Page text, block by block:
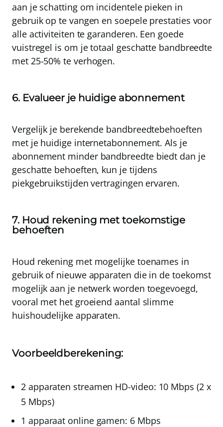
aan je schatting om incidentele pieken in
gebruik op te vangen en soepele prestaties voor
alle activiteiten te garanderen. Een goede
vuistregel is om je totaal geschatte bandbreedte
met 25-50% te verhogen.
6. Evalueer je huidige abonnement
Vergelijk je berekende bandbreedtebehoeften
met je huidige internetabonnement. Als je
abonnement minder bandbreedte biedt dan je
geschatte behoeften, kun je tijdens
piekgebruikstijden vertragingen ervaren.
7. Houd rekening met toekomstige
behoeften
Houd rekening met mogelijke toenames in
gebruik of nieuwe apparaten die in de toekomst
mogelijk aan je netwerk worden toegevoegd,
vooral met het groeiend aantal slimme
huishoudelijke apparaten.
Voorbeeldberekening:
2 apparaten streamen HD-video: 10 Mbps (2 x
5 Mbps)
1 apparaat online gamen: 6 Mbps